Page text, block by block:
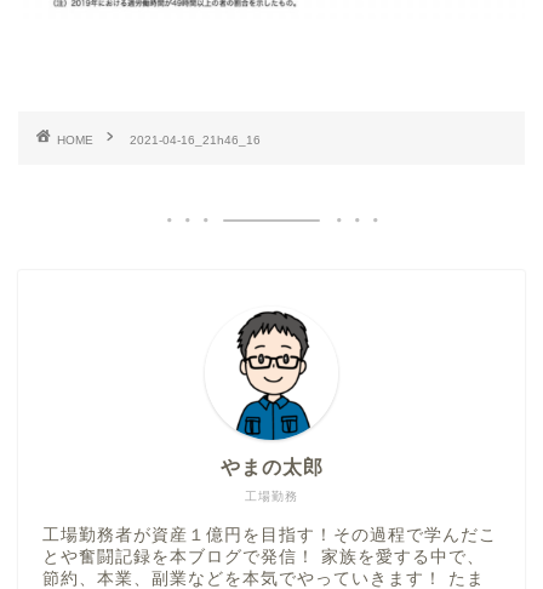
HOME 2021-04-16_21h46_16
工場勤務
やまの太郎
工場勤務者が資産１億円を目指す！その過程で学んだこ
とや奮闘記録を本ブログで発信！ 家族を愛する中で、
節約、本業、副業などを本気でやっていきます！ たま